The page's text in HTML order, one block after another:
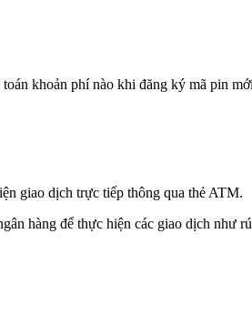
khoản phí nào khi đăng ký mã pin
giao dịch trực tiếp thông qua thẻ ATM.
hàng để thực hiện các giao dịch như